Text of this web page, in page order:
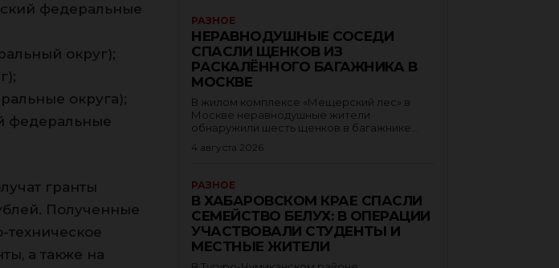
федеральные
округ);
округа);
федеральные
гранты
Полученные
техническое
а также на
РАЗНОЕ
НЕРАВНОДУШНЫЕ СОСЕДИ
СПАСЛИ ЩЕНКОВ ИЗ
РАСКАЛЁННОГО БАГАЖНИКА В
МОСКВЕ
В жилом комплексе «Мещерский лес» в
Москве неравнодушные жители
обнаружили шесть щенков в багажнике...
4 августа 2026
РАЗНОЕ
В ХАБАРОВСКОМ КРАЕ СПАСЛИ
СЕМЕЙСТВО БЕЛУХ: В ОПЕРАЦИИ
УЧАСТВОВАЛИ СТУДЕНТЫ И
МЕСТНЫЕ ЖИТЕЛИ